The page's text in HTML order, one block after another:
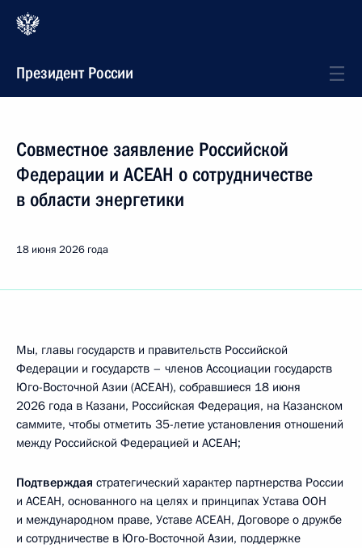
Президент России
Совместное заявление Российской
Федерации и АСЕАН о сотрудничестве
в области энергетики
18 июня 2026 года
Мы, главы государств и правительств Российской
Федерации и государств – членов Ассоциации государств
Юго-Восточной Азии (АСЕАН), собравшиеся 18 июня
2026 года в Казани, Российская Федерация, на Казанском
саммите, чтобы отметить 35-летие установления отношений
между Российской Федерацией и АСЕАН;
Подтверждая стратегический характер партнерства России
и АСЕАН, основанного на целях и принципах Устава ООН
и международном праве, Уставе АСЕАН, Договоре о дружбе
и сотрудничестве в Юго-Восточной Азии, поддержке